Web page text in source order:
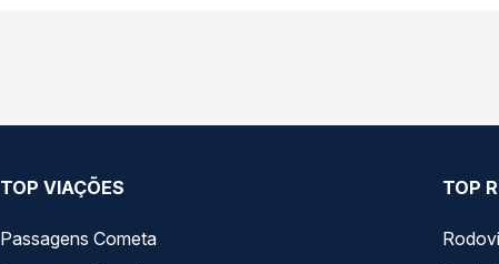
TOP VIAÇÕES
Passagens Cometa
TOP